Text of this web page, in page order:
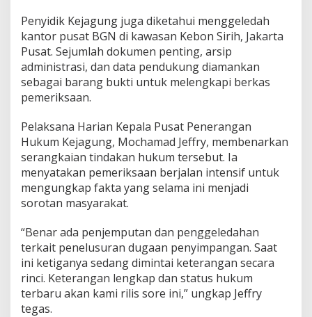
Penyidik Kejagung juga diketahui menggeledah
kantor pusat BGN di kawasan Kebon Sirih, Jakarta
Pusat. Sejumlah dokumen penting, arsip
administrasi, dan data pendukung diamankan
sebagai barang bukti untuk melengkapi berkas
pemeriksaan.
Pelaksana Harian Kepala Pusat Penerangan
Hukum Kejagung, Mochamad Jeffry, membenarkan
serangkaian tindakan hukum tersebut. Ia
menyatakan pemeriksaan berjalan intensif untuk
mengungkap fakta yang selama ini menjadi
sorotan masyarakat.
“Benar ada penjemputan dan penggeledahan
terkait penelusuran dugaan penyimpangan. Saat
ini ketiganya sedang dimintai keterangan secara
rinci. Keterangan lengkap dan status hukum
terbaru akan kami rilis sore ini,” ungkap Jeffry
tegas.